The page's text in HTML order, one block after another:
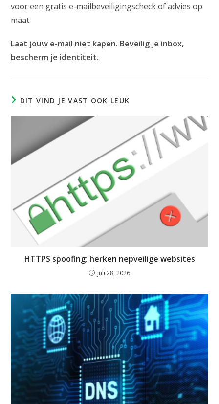
voor een gratis e-mailbeveiligingscheck of advies op
maat.
Laat jouw e-mail niet kapen. Beveilig je inbox,
bescherm je identiteit.
DIT VIND JE VAST OOK LEUK
HTTPS spoofing: herken nepveilige websites
juli 28, 2026